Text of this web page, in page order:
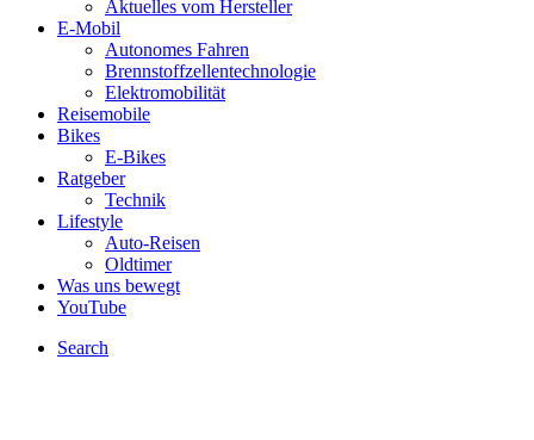
Aktuelles vom Hersteller
E-Mobil
Autonomes Fahren
Brennstoffzellentechnologie
Elektromobilität
Reisemobile
Bikes
E-Bikes
Ratgeber
Technik
Lifestyle
Auto-Reisen
Oldtimer
Was uns bewegt
YouTube
Search